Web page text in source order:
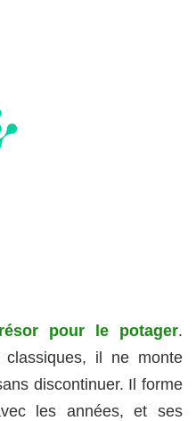
pour le potager.
classiques, il ne monte
discontinuer. Il forme
les années, et ses